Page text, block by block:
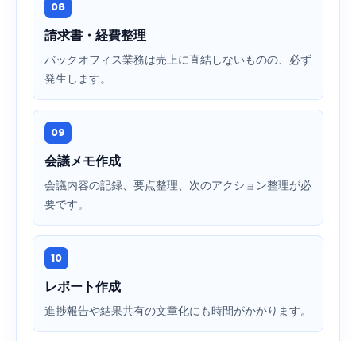
08
請求書・経費整理
バックオフィス業務は売上に直結しないものの、必ず
発生します。
09
会議メモ作成
会議内容の記録、要点整理、次のアクション整理が必
要です。
10
レポート作成
進捗報告や結果共有の文章化にも時間がかかります。